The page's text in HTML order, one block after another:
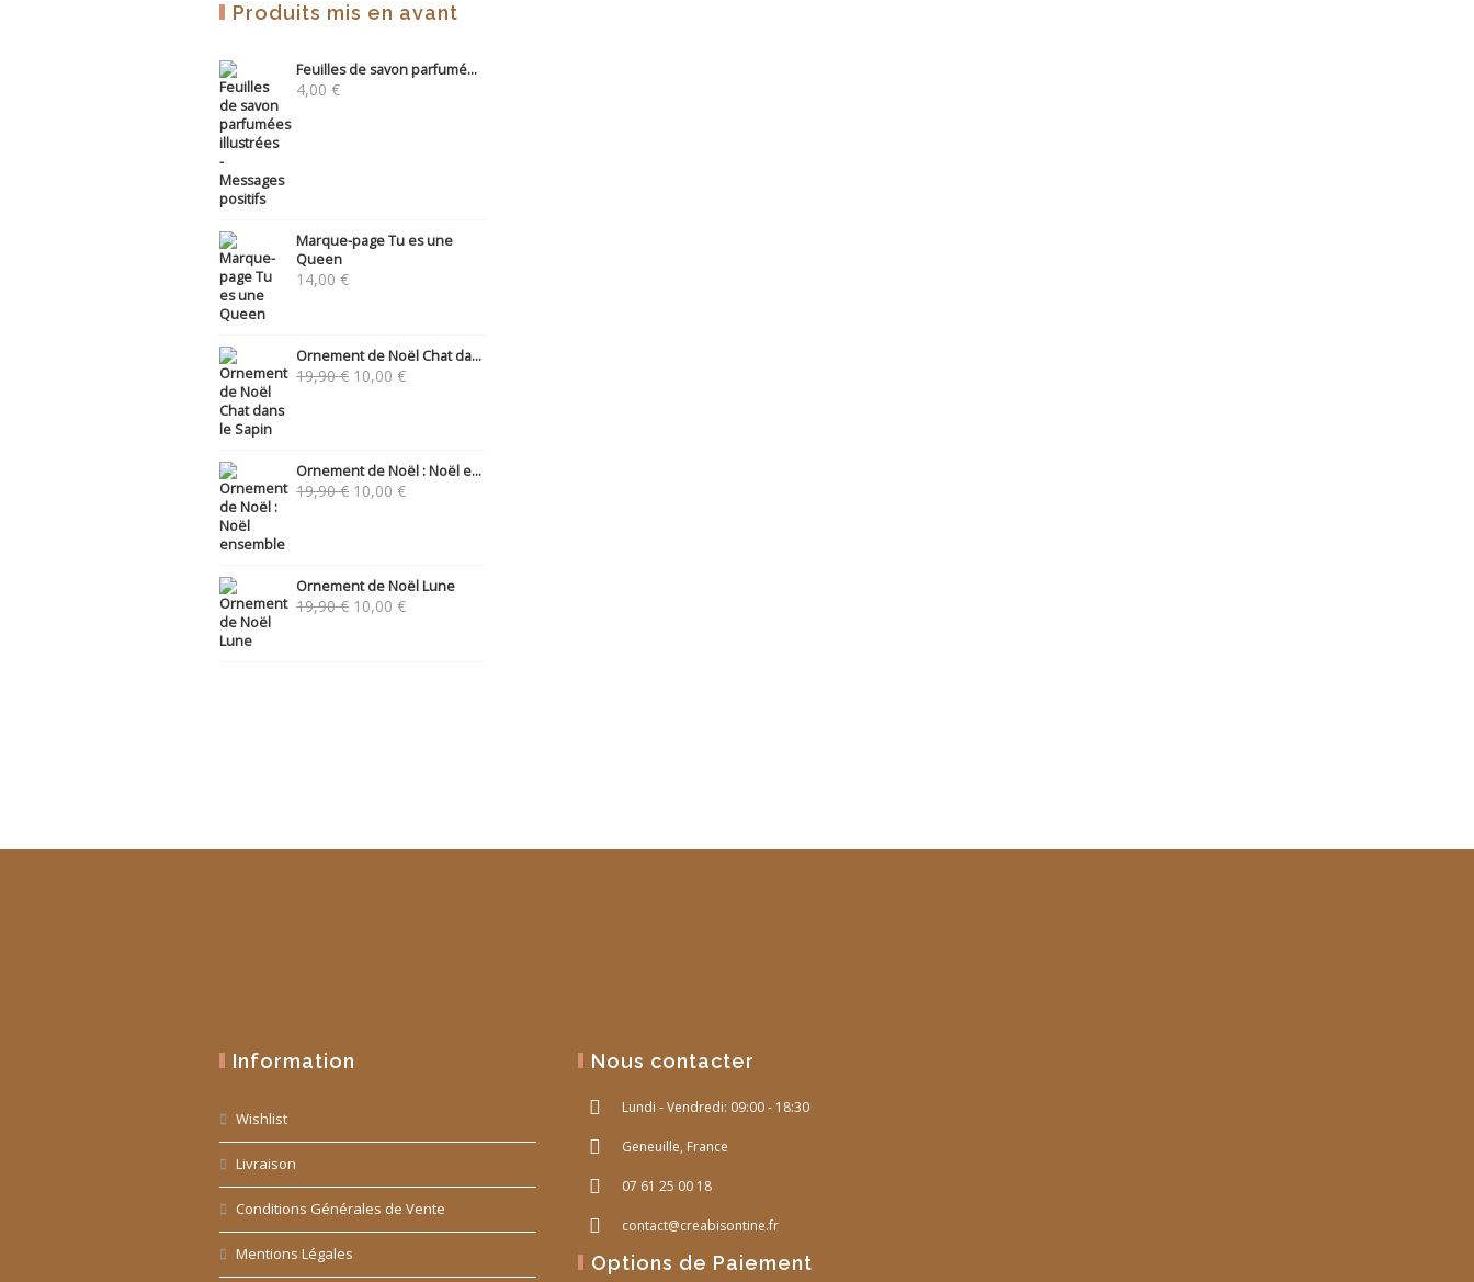
Produits mis en avant
Feuilles de savon parfumé...
4,00 €
Marque-page Tu es une
Queen
14,00 €
Ornement de Noël Chat da...
19,90€ Le
10,00 €Le
Ornement de Noël : Noël e...
19,90€ Le
10,00 €Le
Ornement de Noël Lune
19,90€ Le
10,00 €Le
Information
Wishlist
Livraison
Conditions Générales de Vente
Mentions Légales
Nous contacter
Lundi - Vendredi: 09:00 - 18:30
Geneuille, France
07 61 25 00 18
contact@creabisontine.fr
Options de Paiement